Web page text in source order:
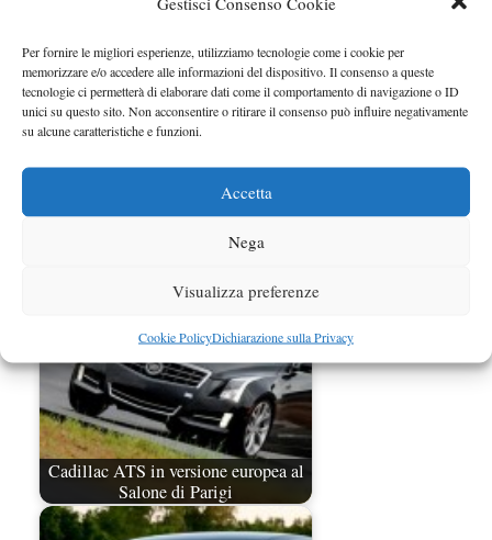
Per fornire le migliori esperienze, utilizziamo tecnologie come i cookie per
memorizzare e/o accedere alle informazioni del dispositivo. Il consenso a queste
tecnologie ci permetterà di elaborare dati come il comportamento di navigazione o ID
unici su questo sito. Non acconsentire o ritirare il consenso può influire negativamente
su alcune caratteristiche e funzioni.
Accetta
Nega
Visualizza preferenze
Cookie PolicyDichiarazione sulla Privacy
Cadillac ATS 2013 al Salone di Detroit 2012
Categorie
Cadillac ATS in versione europea al
Salone di Parigi